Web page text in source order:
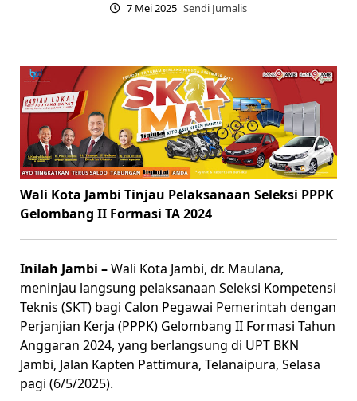
7 Mei 2025 Sendi Jurnalis
Wali Kota Jambi Tinjau Pelaksanaan Seleksi PPPK
Gelombang II Formasi TA 2024
Inilah Jambi –Wali Kota Jambi, dr. Maulana,
meninjau langsung pelaksanaan Seleksi Kompetensi
Teknis (SKT) bagi Calon Pegawai Pemerintah dengan
Perjanjian Kerja (PPPK) Gelombang II Formasi Tahun
Anggaran 2024, yang berlangsung di UPT BKN
Jambi, Jalan Kapten Pattimura, Telanaipura, Selasa
pagi (6/5/2025).